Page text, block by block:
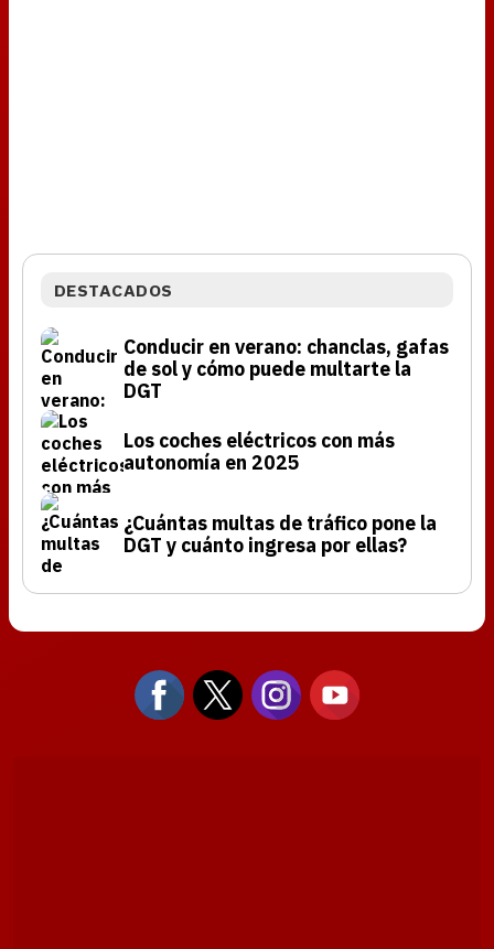
DESTACADOS
Conducir en verano: chanclas, gafas
de sol y cómo puede multarte la
DGT
Los coches eléctricos con más
autonomía en 2025
¿Cuántas multas de tráfico pone la
DGT y cuánto ingresa por ellas?